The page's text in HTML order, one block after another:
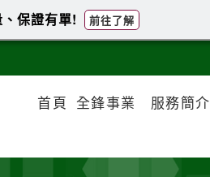
首頁 全鋒事業 服務簡介
保證有單! 前往了解